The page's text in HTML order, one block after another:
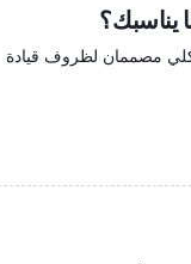
يناسبك؟
مصممان لظروف قيادة